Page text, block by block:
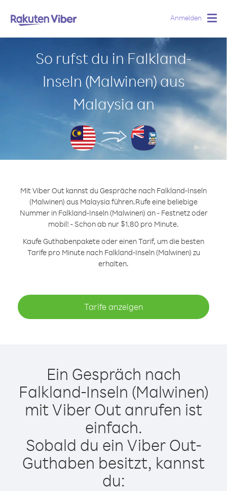
Anmelden
So rufst du in Falkland-
Inseln (Malwinen) aus
Malaysia an
Mit Viber Out kannst du Gespräche nach Falkland-Inseln
(Malwinen) aus Malaysia führen.Rufe eine beliebige
Nummer in Falkland-Inseln (Malwinen) an - Festnetz oder
mobil! - Schon ab nur $1.80 pro Minute.
Kaufe Guthabenpakete oder einen Tarif, um die besten
Tarife pro Minute nach Falkland-Inseln (Malwinen) zu
erhalten.
Tarife anzeigen
Ein Gespräch nach
Falkland-Inseln (Malwinen)
mit Viber Out anrufen ist
einfach.
Sobald du ein Viber Out-
Guthaben besitzt, kannst
du: